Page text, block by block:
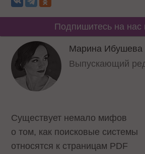
Подпишитесь на нас
Марина Ибушева
Выпускающий
Существует немало мифов
о том, как поисковые системы
относятся к страницам PDF